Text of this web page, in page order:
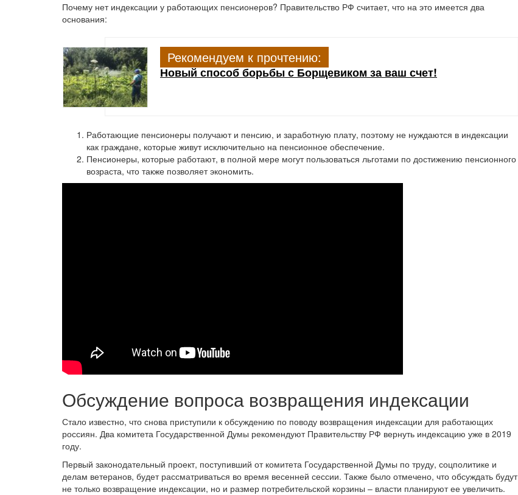
Почему нет индексации у работающих пенсионеров? Правительство РФ считает, что на это имеется два
основания:
Рекомендуем к прочтению:
Новый способ борьбы с Борщевиком за ваш счет!
Работающие пенсионеры получают и пенсию, и заработную плату, поэтому не нуждаются в индексации
как граждане, которые живут исключительно на пенсионное обеспечение.
Пенсионеры, которые работают, в полной мере могут пользоваться льготами по достижению пенсионного
возраста, что также позволяет экономить.
Обсуждение вопроса возвращения индексации
Стало известно, что снова приступили к обсуждению по поводу возвращения индексации для работающих
россиян. Два комитета Государственной Думы рекомендуют Правительству РФ вернуть индексацию уже в 2019
году.
Первый законодательный проект, поступивший от комитета Государственной Думы по труду, соцполитике и
делам ветеранов, будет рассматриваться во время весенней сессии. Также было отмечено, что обсуждать будут
не только возвращение индексации, но и размер потребительской корзины – власти планируют ее увеличить.